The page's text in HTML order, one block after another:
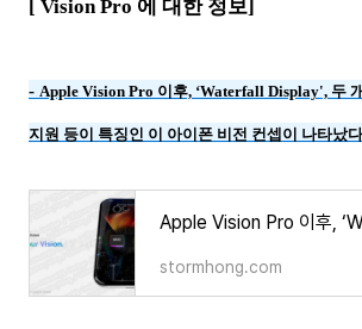
[ Vision Pro 에 대한 정보]
- Apple Vision Pro 이후, ‘Waterfall Display', 두
지원 등이 특징인 이 아이폰 비전 컨셉이 나타났
stormhong.com